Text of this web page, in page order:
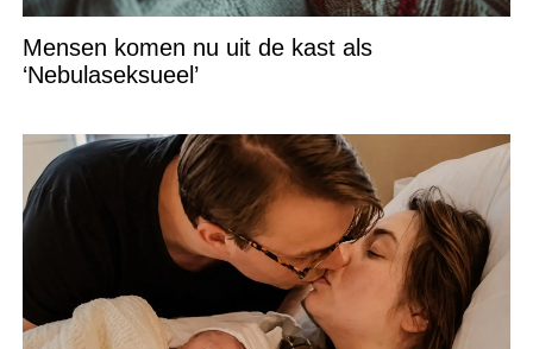
Mensen komen nu uit de kast als
‘Nebulaseksueel’